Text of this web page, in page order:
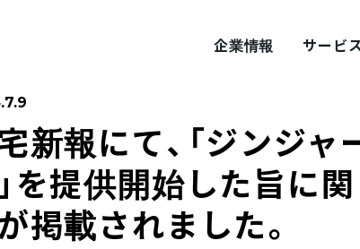
企業情報
会社概要
Statement
サービ
サステナビリティ
用情報
中途採用
新報にて、「ジンジ
を提供開始した旨に
掲載されました。